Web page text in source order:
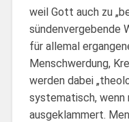
weil Gott auch zu
sündenvergebende
für allemal
Menschwerdung,
werden dabei
systematisch,
ausgeklammert.